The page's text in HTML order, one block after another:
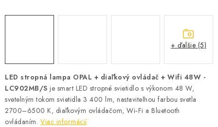
Reklamácie a formulár na odstúpenie od zmluvy
Obchodné podmienky
Podmienky ochrany osobných údajov
O nás - MEGALED & JANTON Zákamenné
Zľavy pre profíkov
Hodnotenie obchodu
LED stropná lampa OPAL + diaľkový ovládač + Wifi 48W -
LC902MB/S je smart LED stropné svietidlo s výkonom 48 W,
svetelným tokom svietidla 3 400 lm, nastaviteľnou farbou svetla
2700–6500 K, diaľkovým ovládačom, Wi‑Fi a Bluetooth
ovládaním. Viac informácií
+ ďalšie (5)